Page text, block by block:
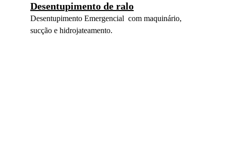
Desentupimento de ralo
Desentupimento Emergencial  com maquinário,
sucção e hidrojateamento.